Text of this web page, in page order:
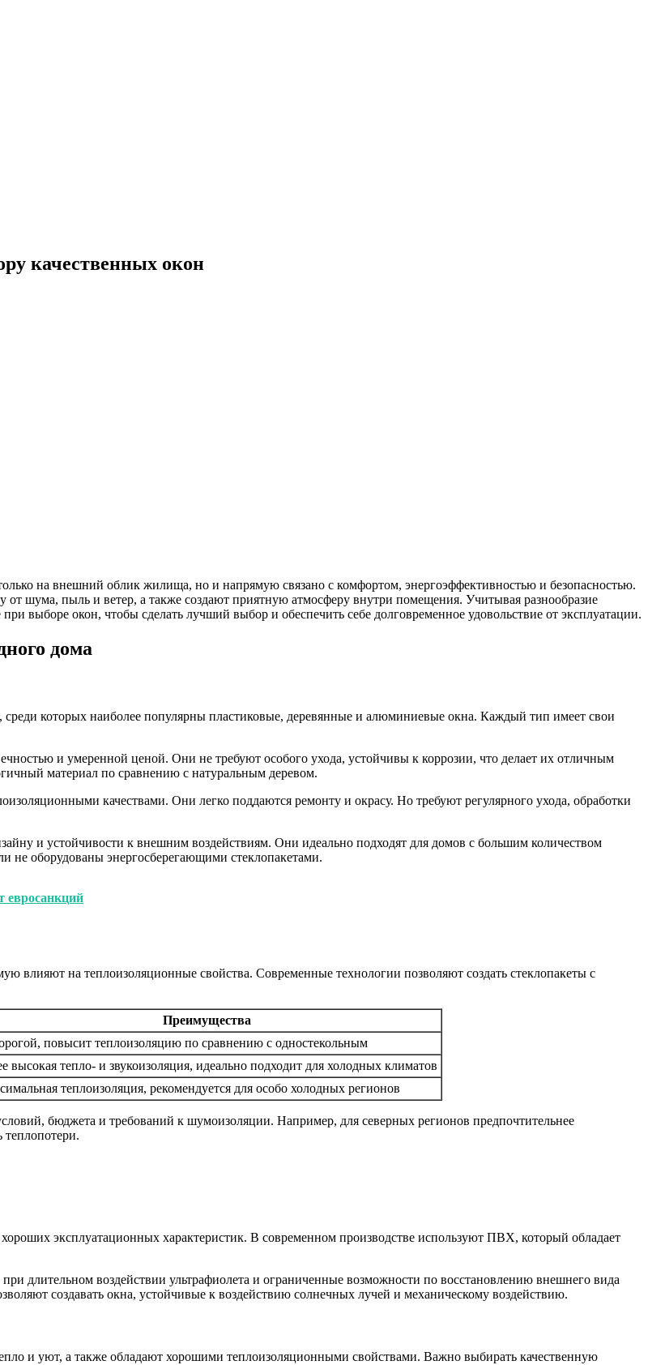
качественных окон
на внешний облик жилища, но и напрямую связано с комфортом, энергоэффективностью и безопасностью.
шума, пыль и ветер, а также создают приятную атмосферу внутри помещения. Учитывая разнообразие
выборе окон, чтобы сделать лучший выбор и обеспечить себе долговременное удовольствие от эксплуатации.
дома
которых наиболее популярны пластиковые, деревянные и алюминиевые окна. Каждый тип имеет свои
и умеренной ценой. Они не требуют особого ухода, устойчивы к коррозии, что делает их отличным
материал по сравнению с натуральным деревом.
качествами. Они легко поддаются ремонту и окрасу. Но требуют регулярного ухода, обработки
и устойчивости к внешним воздействиям. Они идеально подходят для домов с большим количеством
не оборудованы энергосберегающими стеклопакетами.
евросанкций
влияют на теплоизоляционные свойства. Современные технологии позволяют создать стеклопакеты с
Преимущества
повысит теплоизоляцию по сравнению с одностекольным
высокая тепло- и звукоизоляция, идеально подходит для холодных климатов
теплоизоляция, рекомендуется для особо холодных регионов
бюджета и требований к шумоизоляции. Например, для северных регионов предпочтительнее
теплопотери.
эксплуатационных характеристик. В современном производстве используют ПВХ, который обладает
длительном воздействии ультрафиолета и ограниченные возможности по восстановлению внешнего вида
создавать окна, устойчивые к воздействию солнечных лучей и механическому воздействию.
и уют, а также обладают хорошими теплоизоляционными свойствами. Важно выбирать качественную